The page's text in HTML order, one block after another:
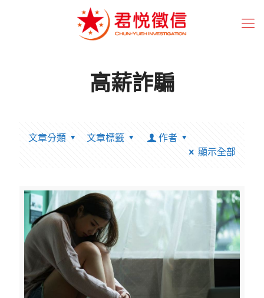
高薪詐騙
文章分類 文章標籤
作者
顯示全部